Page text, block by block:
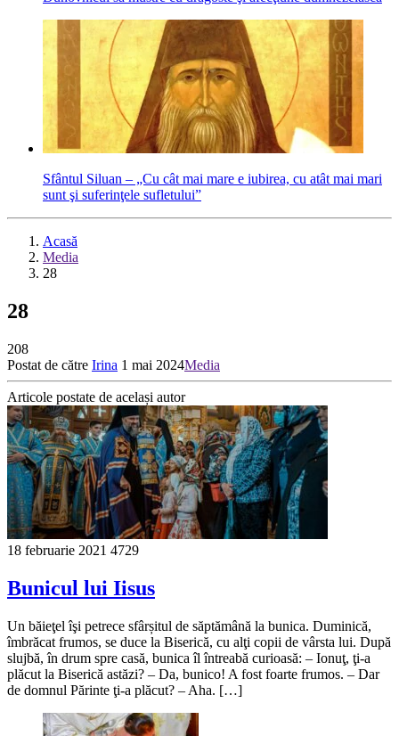
Sfântul Siluan – „Cu cât mai mare e iubirea, cu atât mai mari
sunt şi su­ferinţele sufletului”
Acasă
Media
28
28
208
Postat de către Irina 1 mai 2024Media
Articole postate de același autor
18 februarie 2021 4729
Bunicul lui Iisus
Un băieţel îşi petrece sfârșitul de săptămână la bunica. Duminică,
îmbrăcat frumos, se duce la Biserică, cu alţi copii de vârsta lui. După
slujbă, în drum spre casă, bunica îl întreabă curioasă: – Ionuţ, ţi-a
plăcut la Biserică astăzi? – Da, bunico! A fost foarte frumos. – Dar
de domnul Părinte ţi-a plăcut? – Aha. […]